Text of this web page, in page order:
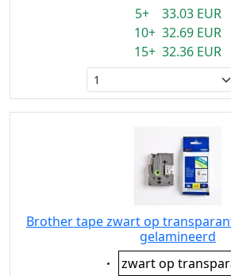
5+ 33.03 EUR
10+ 32.69 EUR
15+ 32.36 EUR
Brother tape zwart op
gelamineerd
Eigenschaft:
zwart op